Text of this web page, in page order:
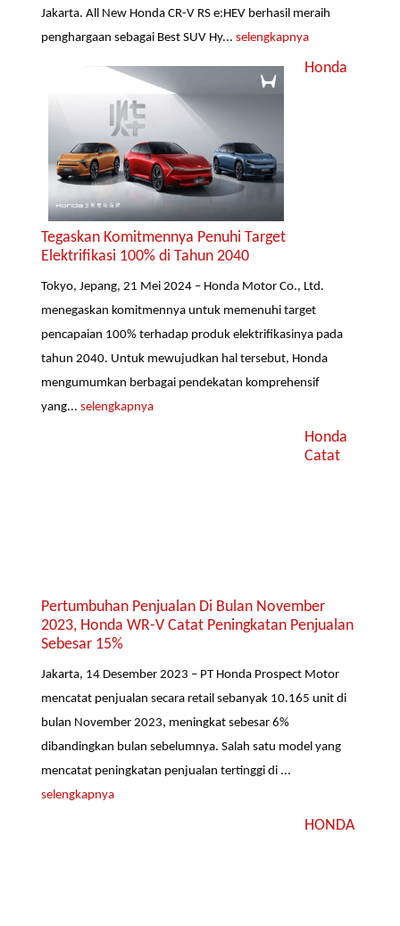
Jakarta. All New Honda CR-V RS e:HEV berhasil meraih
penghargaan sebagai Best SUV Hy...selengkapnya
Honda
Tegaskan Komitmennya Penuhi Target
Elektrifikasi 100% di Tahun 2040
Tokyo, Jepang, 21 Mei 2024 – Honda Motor Co., Ltd.
menegaskan komitmennya untuk memenuhi target
pencapaian 100% terhadap produk elektrifikasinya pada
tahun 2040. Untuk mewujudkan hal tersebut, Honda
mengumumkan berbagai pendekatan komprehensif
yang...selengkapnya
Honda
Catat
Pertumbuhan Penjualan Di Bulan November
2023, Honda WR-V Catat Peningkatan Penjualan
Sebesar 15%
Jakarta, 14 Desember 2023 – PT Honda Prospect Motor
mencatat penjualan secara retail sebanyak 10.165 unit di
bulan November 2023, meningkat sebesar 6%
dibandingkan bulan sebelumnya. Salah satu model yang
mencatat peningkatan penjualan tertinggi di ...
selengkapnya
HONDA